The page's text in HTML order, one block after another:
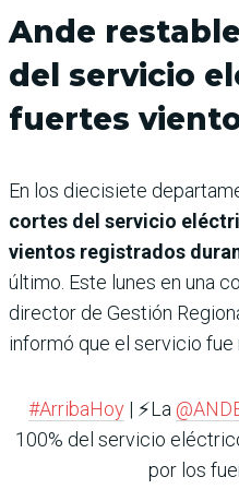
Ande
del servicio
fuertes
En los diecisiete
cortes del servicio
vientos registrados
último. Este lunes en una
director de Gestión
informó que el servicio
#ArribaHoy| ⚡️La
100% del servicio
por los